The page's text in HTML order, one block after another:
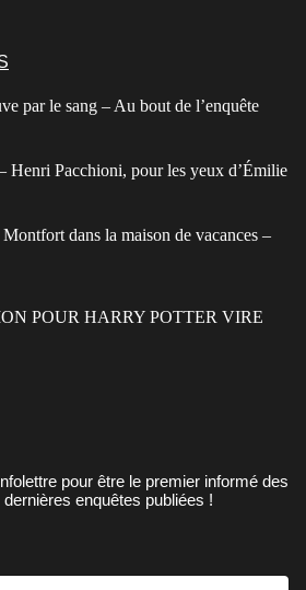
par le sang – Au bout de l’enquête
Henri Pacchioni, pour les yeux d’Émilie
dans la maison de vacances –
POUR HARRY POTTER VIRE
pour être le premier informé des
enquêtes publiées !